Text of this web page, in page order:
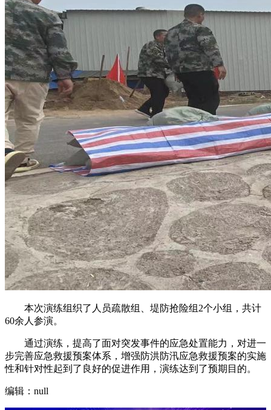
本次演练组织了人员疏散组、堤防抢险组2个小组，共计
60余人参演。
通过演练，提高了面对突发事件的应急处置能力，对进一
步完善应急救援预案体系，增强防洪防汛应急救援预案的实施
性和针对性起到了良好的促进作用，演练达到了预期目的。
编辑：null